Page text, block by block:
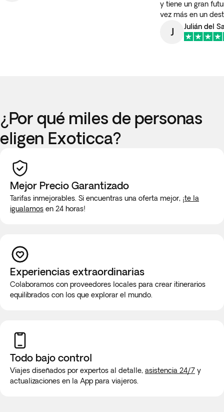
y tiene un gran
vez más en un
J Julián del
¿Por qué miles de personas
eligen Exoticca?
Mejor Precio Garantizado
Tarifas inmejorables. Si encuentras una oferta mejor, ¡te la
igualamos en 24 horas!
Experiencias extraordinarias
Colaboramos con proveedores locales para crear itinerarios
equilibrados con los que explorar el mundo.
Todo bajo control
Viajes diseñados por expertos al detalle, asistencia 24/7 y
actualizaciones en la App para viajeros.